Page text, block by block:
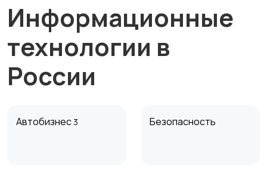
Информационные
технологии в
России
Автобизнес 3 Безопасность